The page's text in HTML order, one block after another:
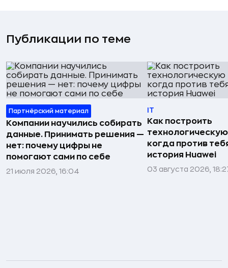
Публикации по теме
Партнёрский материал
Компании научились собирать
данные. Принимать решения —
нет: почему цифры не
помогают сами по себе
21 июля 2026, 16:04
IT
Как построить
когда против
история Huawei
03 августа 2026,